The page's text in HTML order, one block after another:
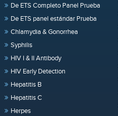
De ETS Completo Panel Prueba
De ETS panel estándar Prueba
Chlamydia & Gonorrhea
Syphilis
HIV I & II Antibody
HIV Early Detection
Hepatitis B
Hepatitis C
Herpes